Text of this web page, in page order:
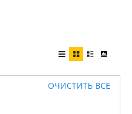
ОЧИСТИТЬ ВСЕ